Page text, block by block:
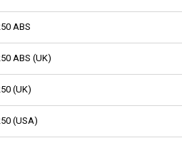
ABS
ABS (UK)
(UK)
(USA)